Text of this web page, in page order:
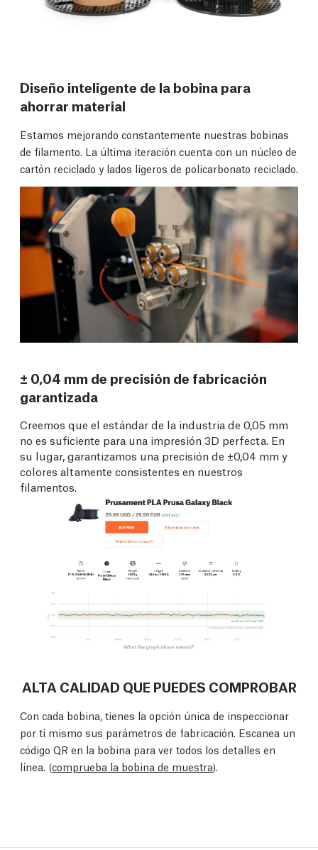
Diseño inteligente de la bobina para
ahorrar material
Estamos mejorando constantemente nuestras bobinas
de filamento. La última iteración cuenta con un núcleo de
cartón reciclado y lados ligeros de policarbonato reciclado.
± 0,04 mm de precisión de fabricación
garantizada
Creemos que el estándar de la industria de 0,05 mm
no es suficiente para una impresión 3D perfecta. En
su lugar, garantizamos una precisión de ±0,04 mm y
colores altamente consistentes en nuestros
filamentos.
ALTA CALIDAD QUE PUEDES COMPROBAR
Con cada bobina, tienes la opción única de inspeccionar
por tí mismo sus parámetros de fabricación. Escanea un
código QR en la bobina para ver todos los detalles en
línea. (comprueba la bobina de muestra).